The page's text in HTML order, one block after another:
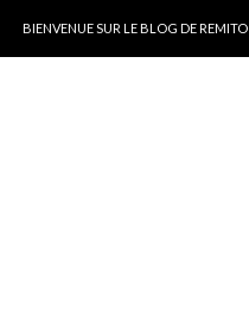
BIENVENUE SUR LE BLOG DE REMITO